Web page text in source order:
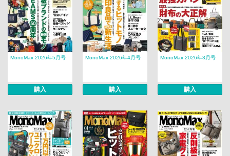
MonoMax 2026年5月号
購入
MonoMax 2026年4月号
購入
MonoMax 2026年3月号
購入